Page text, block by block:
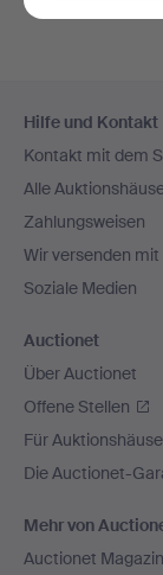
Navigation
Hilfe und Kontakt
Kontakt mit dem
Alle
Zahlungsweisen
Wir versenden mit
Soziale Medien
Auctionet
Über Auctionet
Offene Stellen
Für
Die Auctionet-
Mehr von
Auctionet